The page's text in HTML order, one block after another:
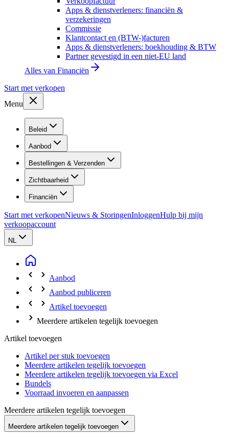
Apps & dienstverleners: financiën &
verzekeringen
Commissie
Klantcontact en (BTW-)facturen
Apps & dienstverleners: boekhouding & BTW
Partner gevestigd in een niet-EU land
Alles van Financiën
Start met verkopen
Menu
Beleid
Aanbod
Bestellingen & Verzenden
Zichtbaarheid
Financiën
Start met verkopenNieuws & StoringenInloggenHulp bij mijn
verkoopaccount
NL
Aanbod
Aanbod publiceren
Artikel toevoegen
Meerdere artikelen tegelijk toevoegen
Artikel toevoegen
Artikel per stuk toevoegen
Meerdere artikelen tegelijk toevoegen
Meerdere artikelen tegelijk toevoegen via Excel
Bundels
Voorraad invoeren en aanpassen
Meerdere artikelen tegelijk toevoegen
Meerdere artikelen tegelijk toevoegen